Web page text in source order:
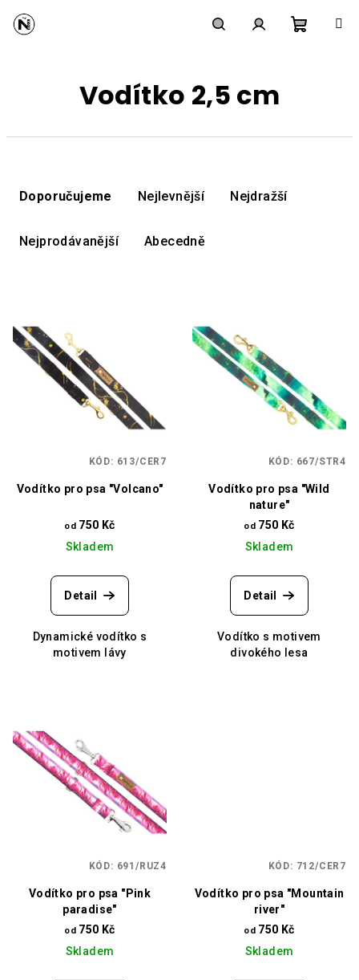
obsah
Vodítko 2,5 cm
r
o
Doporučujeme Nejlevnější Nejdražší
Nejprodávanější Abecedně
ý
p
d
u
Vodítko pro psa "Volcano"
od 750 Kč
Skladem
Detail
Dynamické vodítko s
motivem lávy
KÓD: 613/CER7
Vodítko pro psa "Wild
nature"
od 750 Kč
Skladem
Detail
Vodítko s motivem
divokého lesa
KÓD: 667/STR4
Vodítko pro psa "Pink
paradise"
od 750 Kč
Skladem
KÓD: 691/RUZ4
Vodítko pro psa "Mountain
river"
od 750 Kč
Skladem
KÓD: 712/CER7